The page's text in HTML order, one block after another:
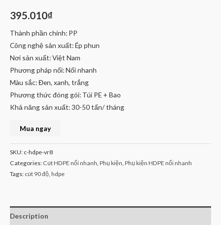
395.010₫
Thành phần chính: PP
Công nghệ sản xuất: Ép phun
Nơi sản xuất: Việt Nam
Phương pháp nối: Nối nhanh
Màu sắc: Đen, xanh, trắng
Phương thức đóng gói: Túi PE + Bao
Khả năng sản xuất: 30-50 tấn/ tháng
Mua ngay
SKU: c-hdpe-vr8
Categories: Cút HDPE nối nhanh Phụ kiện Phụ kiện HDPE nối nhanh
Tags: cút 90 độ hdpe
Description